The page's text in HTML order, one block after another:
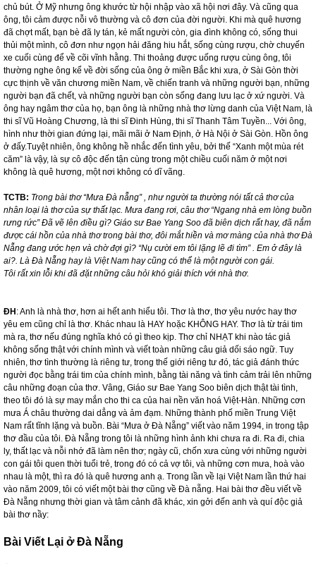
chủ bút. Ở Mỹ nhưng ông khước từ hội nhập vào xã hội nơi đây. Và cũng qua
ông, tôi cảm được nỗi vô thường và cô đơn của đời người. Khi mà quê hương
đã chợt mất, bạn bè đã ly tán, kẻ mất người còn, gia đình không có, sống thui
thủi một mình, cô đơn như ngọn hải đăng hiu hắt, sống cùng rượu, chờ chuyến
xe cuối cùng để về cõi vĩnh hằng. Thi thoảng được uống rượu cùng ông, tôi
thường nghe ông kể về đời sống của ông ở miền Bắc khi xưa, ở Sài Gòn thời
cực thịnh về văn chương miền Nam, về chiến tranh và những người bạn, những
người bạn đã chết, và những người bạn còn sống đang lưu lạc ở xứ người. Và
ông hay ngâm thơ của họ, bạn ông là những nhà thơ lừng danh của Việt Nam, là
thi sĩ Vũ Hoàng Chương, là thi sĩ Đinh Hùng, thi sĩ Thanh Tâm Tuyền... Với ông,
hình như thời gian đứng lại, mãi mãi ở Nam Định, ở Hà Nội ở Sài Gòn. Hồn ông
ở đấy.Tuyệt nhiên, ông không hề nhắc đến tình yêu, bởi thế “Xanh một mùa rét
căm” là vậy, là sự cô độc đến tận cùng trong một chiều cuối năm ở một nơi
không là quê hương, một nơi không có dĩ vãng.
TCTB: Trong bài thơ “Mưa Đà nẵng” , như người ta thường nói tất cả thơ của
nhân loại là thơ của sự thất lạc. Mưa đang rơi, câu thơ “Ngang nhà em lòng buồn
rưng rức” Đã vẽ lên điều gì? Giáo sư Bae Yang Soo đã biên dịch rất hay, đã nắm
được cái hồn của nhà thơ trong bài thơ, đôi mắt hiền và mơ màng của nhà thơ Đà
Nẵng đang ước hẹn và chờ đợi gì? “Nụ cười em tôi lặng lẽ đi tìm” . Em ở đây là
ai?. Là Đà Nẵng hay là ViệtNam hay cũng có thể là một người con gái.
Tôi rất xin lỗi khi đã đặt những câu hỏi khó giải thích với nhà thơ.
ĐH : Anh là nhà thơ, hơn ai hết anh hiểu tôi. Thơ là thơ, thơ yêu nước hay thơ
yêu em cũng chỉ là thơ. Khác nhau là HAY hoặc KHÔNG HAY. Thơ là từ trái tim
mà ra, thơ nếu đúng nghĩa khó có gì theo kịp. Thơ chỉ NHẠT khi nào tác giả
không sống thật với chính mình và viết toàn những câu giả dối sáo ngữ. Tuy
nhiên, thơ tình thường là riêng tư, trong thế giới riêng tư đó, tác giả đánh thức
người đọc bằng trái tim của chính mình, bằng tài năng và tình cảm trải lên những
câu những đoạn của thơ. Vâng, Giáo sư Bae Yang Soo biên dịch thật tài tình,
theo tôi đó là sự may mắn cho thi ca của hai nền văn hoá Việt-Hàn. Những cơn
mưa Á châu thường dai dẳng và ảm đạm. Những thành phố miền Trung Việt
Nam rất tĩnh lặng và buồn. Bài “Mưa ở Đà Nẵng” viết vào năm 1994, in trong tập
thơ đầu của tôi. Đà Nẵng trong tôi là những hình ảnh khi chưa ra đi. Ra đi, chia
ly, thất lạc và nỗi nhớ đã làm nên thơ; ngày cũ, chốn xưa cùng với những người
con gái tôi quen thời tuổi trẻ, trong đó có cả vợ tôi, và những cơn mưa, hoà vào
nhau là một, thì ra đó là quê hương anh ạ. Trong lần về lại Việt Nam lần thứ hai
vào năm 2009, tôi có viết một bài thơ cũng về Đà nẵng. Hai bài thơ đều viết về
Đà Nẵng nhưng thời gian và tâm cảnh đã khác, xin gởi đến anh và quí độc giả
bài thơ nầy:
Bài Viết Lại ở Đà Nẵng